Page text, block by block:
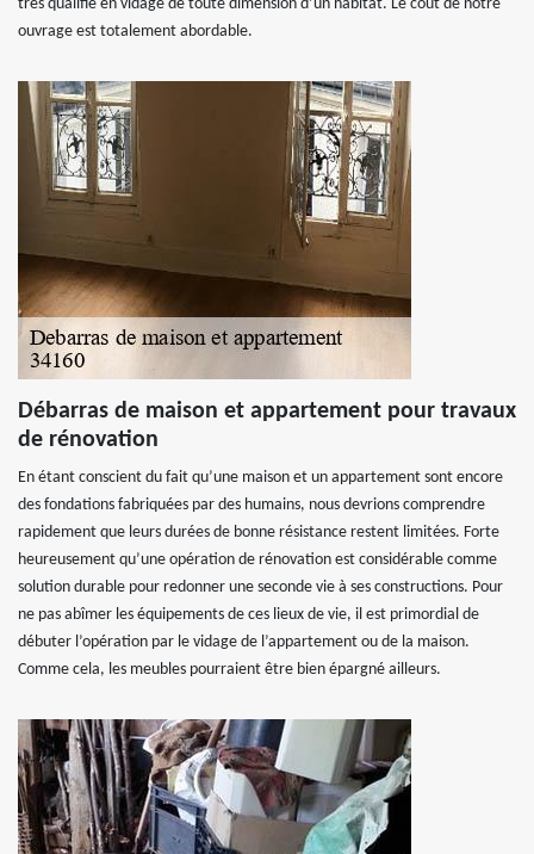
très qualifié en vidage de toute dimension d’un habitat. Le coût de notre
ouvrage est totalement abordable.
Débarras de maison et appartement pour travaux
de rénovation
En étant conscient du fait qu’une maison et un appartement sont encore
des fondations fabriquées par des humains, nous devrions comprendre
rapidement que leurs durées de bonne résistance restent limitées. Forte
heureusement qu’une opération de rénovation est considérable comme
solution durable pour redonner une seconde vie à ses constructions. Pour
ne pas abîmer les équipements de ces lieux de vie, il est primordial de
débuter l’opération par le vidage de l’appartement ou de la maison.
Comme cela, les meubles pourraient être bien épargné ailleurs.